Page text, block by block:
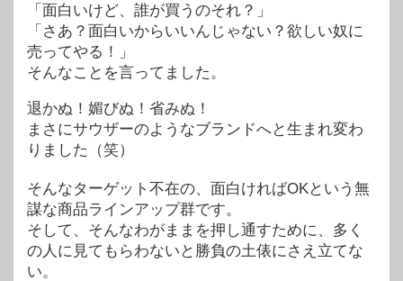
「面白いけど、誰が買うのそれ？」
「さあ？面白いからいいんじゃない？欲しい奴に
売ってやる！」
そんなことを言ってました。
退かぬ！媚びぬ！省みぬ！
まさにサウザーのようなブランドへと生まれ変わ
りました（笑）
そんなターゲット不在の、面白ければOKという無
謀な商品ラインアップ群です。
そして、そんなわがままを押し通すために、多く
の人に見てもらわないと勝負の土俵にさえ立てな
い。